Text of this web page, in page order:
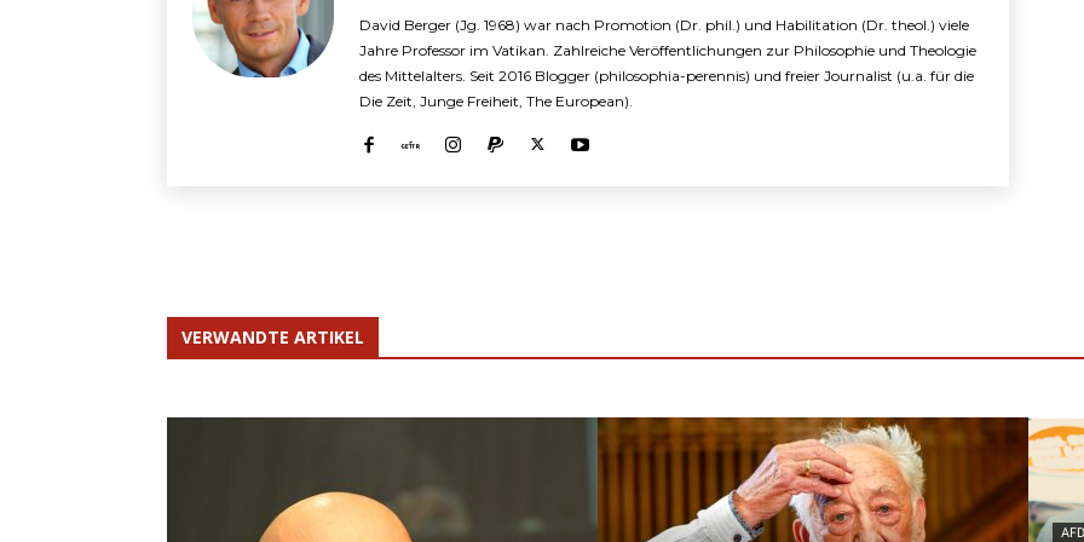
David Berger (Jg. 1968) war nach Promotion (Dr. phil.) und Habilitation (Dr. theol.) viele
Jahre Professor im Vatikan. Zahlreiche Veröffentlichungen zur Philosophie und Theologie
des Mittelalters. Seit 2016 Blogger (philosophia-perennis) und freier Journalist (u.a. für die
Die Zeit, Junge Freiheit, The European).
VERWANDTE ARTIKEL
AFD